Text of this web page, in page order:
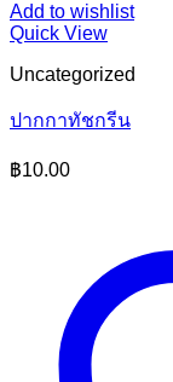
Add to wishlist
Quick View
Uncategorized
ปากกาทัชกรีน
฿10.00